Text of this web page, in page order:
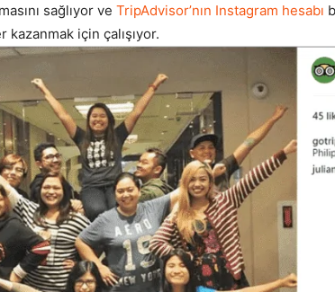
sağlıyor ve TripAdvisor’nın Instagram hesabı
için çalışıyor.